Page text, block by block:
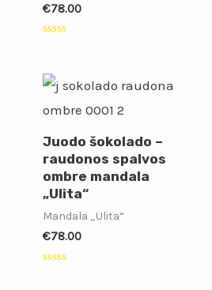
€78.00
5
Juodo šokolado –
raudonos spalvos
ombre mandala
„Ulita“
Mandala „Ulita“
€78.00